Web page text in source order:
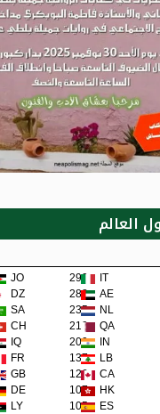
العالم
JO 290 IT
DZ 288 AE
SA 235 NL
CH 219 QA
IQ 200 IN
FR 137 LB
GB 126 CA
DE 107 HK
LY 105 ES